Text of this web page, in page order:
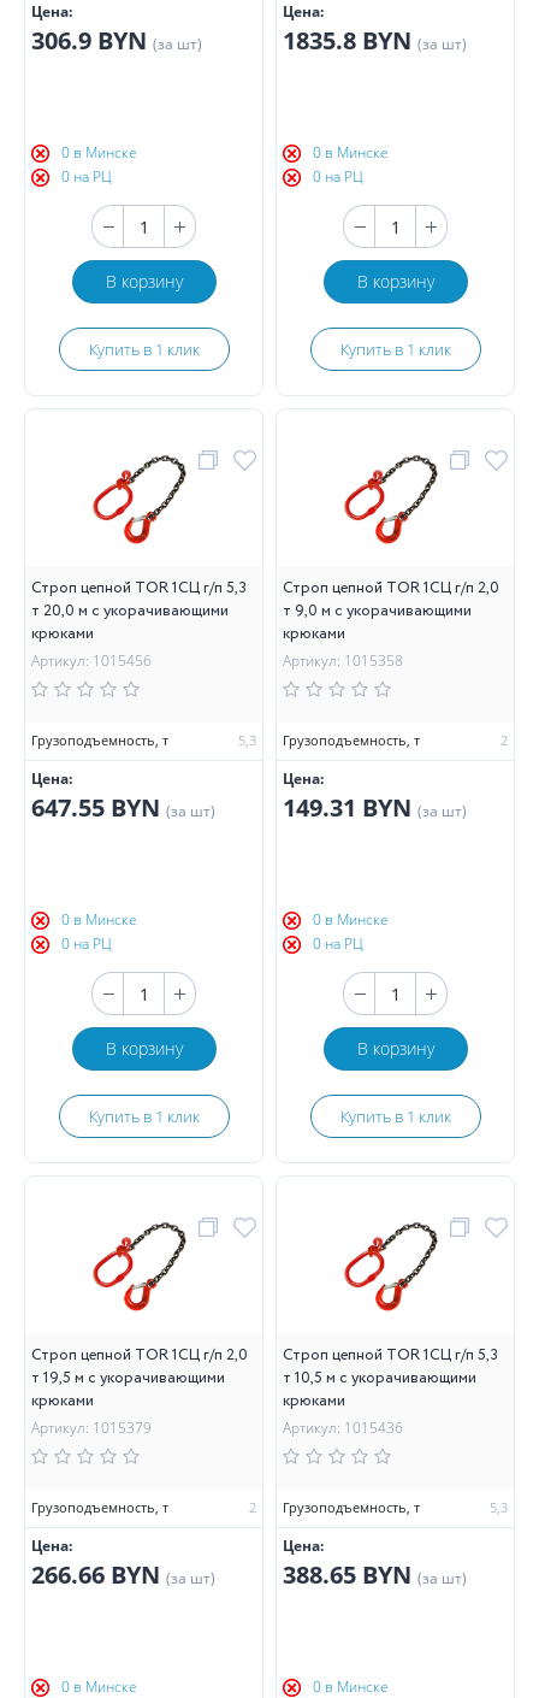
Цена:
306.9 BYN (за шт)
0 в Минске
0 на РЦ
В корзину
Купить в 1 клик
Цена:
1835.8 BYN (за шт)
0 в Минске
0 на РЦ
В корзину
Купить в 1 клик
Строп цепной TOR 1СЦ г/п 5,3
т 20,0 м с укорачивающими
крюками
Артикул: 1015456
Грузоподъемность, т 5,3
Цена:
647.55 BYN (за шт)
0 в Минске
0 на РЦ
В корзину
Купить в 1 клик
Строп цепной TOR 1СЦ г/п 2,0
т 9,0 м с укорачивающими
крюками
Артикул: 1015358
Грузоподъемность, т 2
Цена:
149.31 BYN (за шт)
0 в Минске
0 на РЦ
В корзину
Купить в 1 клик
Строп цепной TOR 1СЦ г/п 2,0
т 19,5 м с укорачивающими
крюками
Артикул: 1015379
Грузоподъемность, т 2
Цена:
266.66 BYN (за шт)
0 в Минске
Строп цепной TOR 1СЦ г/п 5,3
т 10,5 м с укорачивающими
крюками
Артикул: 1015436
Грузоподъемность, т 5,3
Цена:
388.65 BYN (за шт)
0 в Минске